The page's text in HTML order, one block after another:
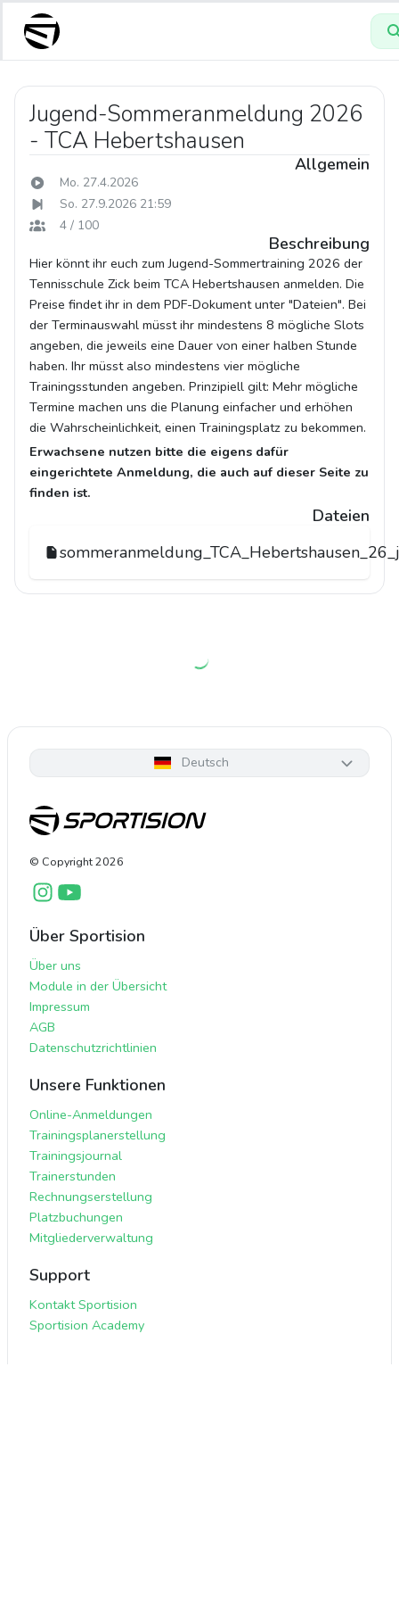
Jugend-Sommeranmeldung 2026
- TCA Hebertshausen
Allgemein
Mo. 27.4.2026
So. 27.9.2026 21:59
4 / 100
Beschreibung
Hier könnt ihr euch zum Jugend-Sommertraining 2026 der
Tennisschule Zick beim TCA Hebertshausen anmelden. Die
Preise findet ihr in dem PDF-Dokument unter "Dateien". Bei
der Terminauswahl müsst ihr mindestens 8 mögliche Slots
angeben, die jeweils eine Dauer von einer halben Stunde
haben. Ihr müsst also mindestens vier mögliche
Trainingsstunden angeben. Prinzipiell gilt: Mehr mögliche
Termine machen uns die Planung einfacher und erhöhen
die Wahrscheinlichkeit, einen Trainingsplatz zu bekommen.
Erwachsene nutzen bitte die eigens dafür
eingerichtete Anmeldung, die auch auf dieser Seite zu
finden ist.
Dateien
Deutsch
© Copyright2026
Über Sportision
Über uns
Module in der Übersicht
Impressum
AGB
Datenschutzrichtlinien
Unsere Funktionen
Online-Anmeldungen
Trainingsplanerstellung
Trainingsjournal
Trainerstunden
Rechnungserstellung
Platzbuchungen
Mitgliederverwaltung
Support
Kontakt Sportision
Sportision Academy